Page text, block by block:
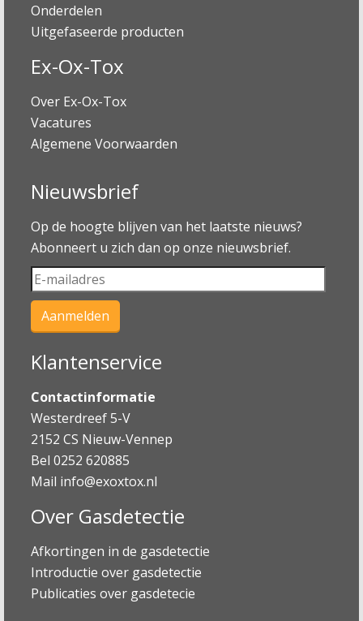
Onderdelen
Uitgefaseerde producten
Ex-Ox-Tox
Over Ex-Ox-Tox
Vacatures
Algemene Voorwaarden
Nieuwsbrief
Op de hoogte blijven van het laatste nieuws?
Abonneert u zich dan op onze nieuwsbrief.
Klantenservice
Contactinformatie
Westerdreef 5-V
2152 CS Nieuw-Vennep
Bel 0252 620885
Mail info@exoxtox.nl
Over Gasdetectie
Afkortingen in de gasdetectie
Introductie over gasdetectie
Publicaties over gasdetecie